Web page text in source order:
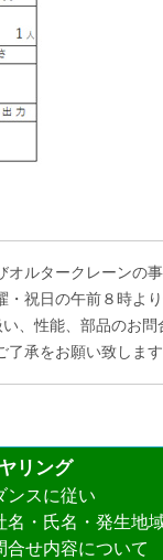
オルタークレーンの
・祝日の午前８時よ
、性能、部品のお
了承をお願い致します
リング
ンスに従い
名・氏名・発生地
合せ内容について